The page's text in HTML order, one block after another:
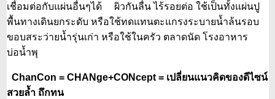
เชื่อมต่อกับแผ่นอื่นๆได้ ผิวกันลื่น ไร้รอยต่อ ใช้เป็นทั้งแผ่นปู
พื้นทางเดินยกระดับ หรือใช้ทดแทนตะแกรงระบายน้ำล้นรอบ
ขอบสระว่ายน้ำรุ่นเก่า หรือใช้ในครัว ตลาดนัด โรงอาหาร
บ่อน้ำพุ
ChanCon = CHANge+CONcept = เปลี่ยนแนวคิดของดีไซน์
สวยล้ำ ถึกทน